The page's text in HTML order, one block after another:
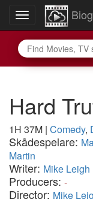
Toggle
navigation
Hard
1H 37M | Comedy,
Skådespelare:
Martin
Writer: Mike Leigh
Producers: -
Director: Mike